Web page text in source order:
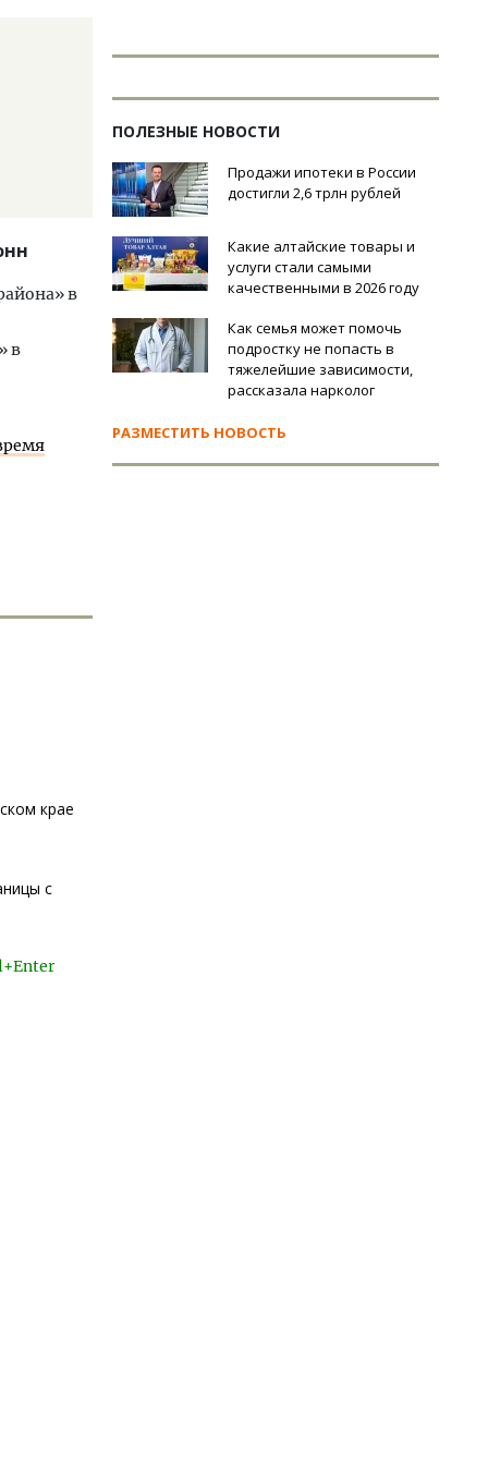
в
в
крае
с
ПОЛЕЗНЫЕ НОВОСТИ
Продажи ипотеки в России
достигли 2,6 трлн рублей
Какие алтайские товары и
услуги стали самыми
качественными в 2026 году
Как семья может помочь
подростку не попасть в
тяжелейшие зависимости,
рассказала нарколог
РАЗМЕСТИТЬ НОВОСТЬ